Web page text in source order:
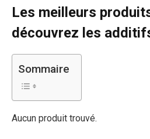
Les meilleurs
découvrez les
Sommaire
Aucun produit trouvé.